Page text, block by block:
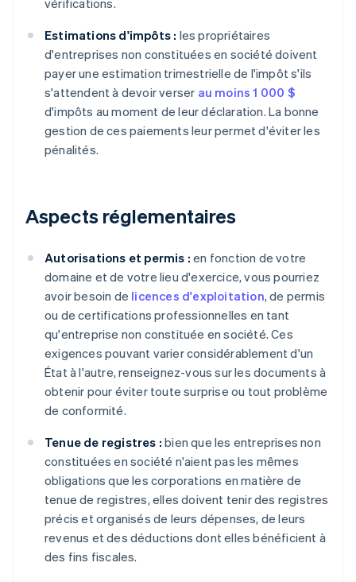
vérifications.
Estimations d'impôts : les propriétaires
d'entreprises non constituées en société doivent
payer une estimation trimestrielle de l'impôt s'ils
s'attendent à devoir verser au moins 1 000 $
d'impôts au moment de leur déclaration. La bonne
gestion de ces paiements leur permet d'éviter les
pénalités.
Aspects réglementaires
Autorisations et permis : en fonction de votre
domaine et de votre lieu d'exercice, vous pourriez
avoir besoin de licences d'exploitation, de permis
ou de certifications professionnelles en tant
qu'entreprise non constituée en société. Ces
exigences pouvant varier considérablement d'un
État à l'autre, renseignez-vous sur les documents à
obtenir pour éviter toute surprise ou tout problème
de conformité.
Tenue de registres : bien que les entreprises non
constituées en société n'aient pas les mêmes
obligations que les corporations en matière de
tenue de registres, elles doivent tenir des registres
précis et organisés de leurs dépenses, de leurs
revenus et des déductions dont elles bénéficient à
des fins fiscales.